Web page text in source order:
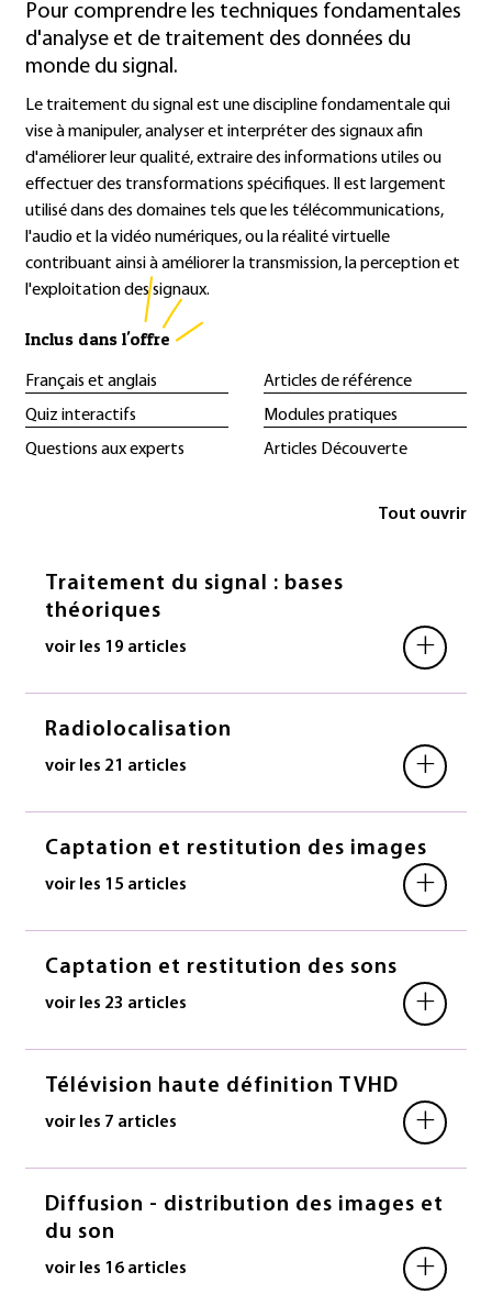
Pour comprendre les techniques fondamentales
d'analyse et de traitement des données du
monde du signal.
Le traitement du signal est une discipline fondamentale qui
vise à manipuler, analyser et interpréter des signaux afin
d'améliorer leur qualité, extraire des informations utiles ou
effectuer des transformations spécifiques. Il est largement
utilisé dans des domaines tels que les télécommunications,
l'audio et la vidéo numériques, ou la réalité virtuelle
contribuant ainsi à améliorer la transmission, la perception et
l'exploitation des signaux.
Inclus dans l'offre
Français et anglais
Articles de référence
Quiz interactifs
Modules pratiques
Questions aux experts
Articles Découverte
Tout ouvrir
Traitement du signal : bases
théoriques
voir les 19 articles +
Radiolocalisation
voir les 21 articles +
Captation et restitution des images
voir les 15 articles +
Captation et restitution des sons
voir les 23 articles +
Télévision haute définition TVHD
voir les 7 articles +
Diffusion - distribution des images et
du son
voir les 16 articles +